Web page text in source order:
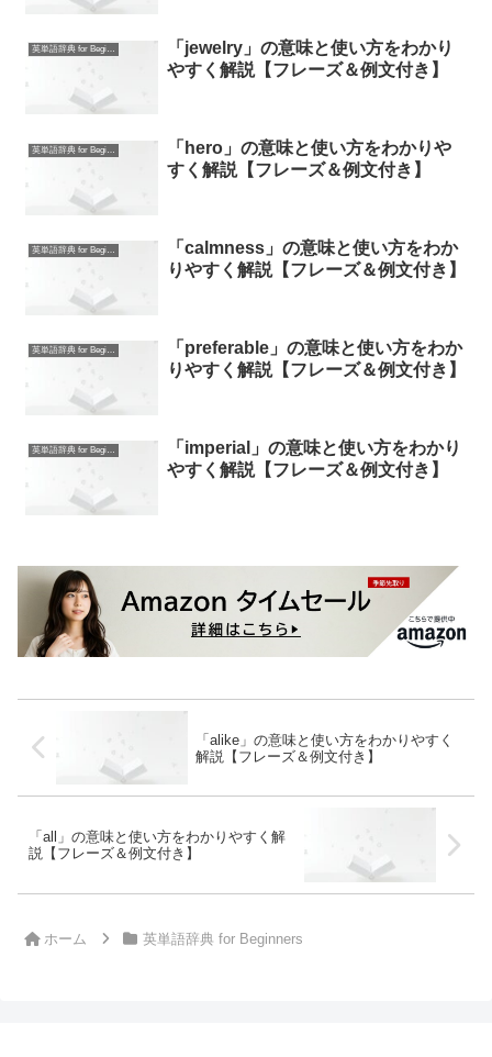
英単語辞典 for Beginners
「jewelry」の意味と使い方をわかり
やすく解説【フレーズ＆例文付き】
英単語辞典 for Beginners
「hero」の意味と使い方をわかりや
すく解説【フレーズ＆例文付き】
英単語辞典 for Beginners
「calmness」の意味と使い方をわか
りやすく解説【フレーズ＆例文付き】
英単語辞典 for Beginners
「preferable」の意味と使い方をわか
りやすく解説【フレーズ＆例文付き】
英単語辞典 for Beginners
「imperial」の意味と使い方をわかり
やすく解説【フレーズ＆例文付き】
「alike」の意味と使い方をわかりやすく
解説【フレーズ＆例文付き】
「all」の意味と使い方をわかりやすく解
説【フレーズ＆例文付き】
ホーム 英単語辞典 for Beginners